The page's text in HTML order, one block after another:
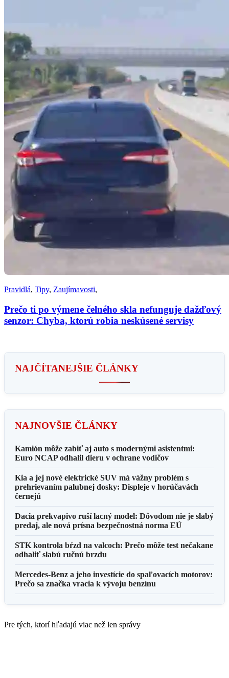
Pravidlá, Tipy, Zaujímavosti,
Prečo ti po výmene čelného skla nefunguje dažďový
senzor: Chyba, ktorú robia neskúsené servisy
NAJČÍTANEJŠIE ČLÁNKY
NAJNOVŠIE ČLÁNKY
Kamión môže zabiť aj auto s modernými asistentmi:
Euro NCAP odhalil dieru v ochrane vodičov
Kia a jej nové elektrické SUV má vážny problém s
prehrievaním palubnej dosky: Displeje v horúčavách
černejú
Dacia prekvapivo ruší lacný model: Dôvodom nie je slabý
predaj, ale nová prísna bezpečnostná norma EÚ
STK kontrola bŕzd na valcoch: Prečo môže test nečakane
odhaliť slabú ručnú brzdu
Mercedes-Benz a jeho investície do spaľovacích motorov:
Prečo sa značka vracia k vývoju benzínu
Pre tých, ktorí hľadajú viac než len správy